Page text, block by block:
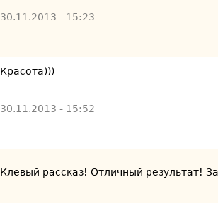
30.11.2013 - 15:23
Красота)))
30.11.2013 - 15:52
Клевый рассказ! Отличный результат!